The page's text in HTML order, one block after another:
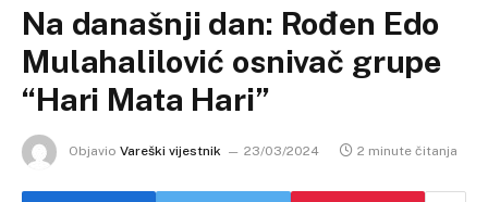
Na današnji dan: Rođen Edo
Mulahalilović osnivač grupe
“Hari Mata Hari”
Objavio Vareški vijestnik 23/03/2024 2 minute čitanja